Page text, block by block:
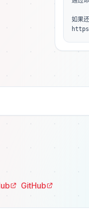
如果
GitHub